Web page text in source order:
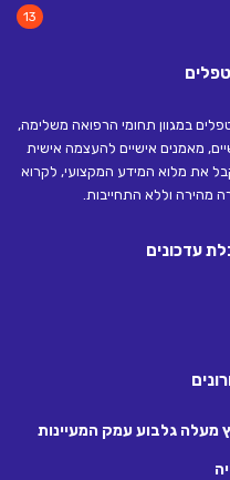
13
במגוון תחומי הרפואה משלימה,
מאמנים אישיים להעצמה אישית
את מלוא המידע המקצועי, לקרוא
מהירה וללא התחייבות.
עדכונים
מעלה גלבוע עמק המעיינות